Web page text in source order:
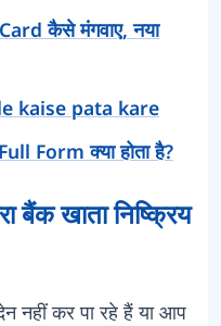
कैसे मंगवाए, नया
kaise pata kare
Form क्या होता है?
बैंक खाता निष्क्रिय
कर पा रहे हैं या आप